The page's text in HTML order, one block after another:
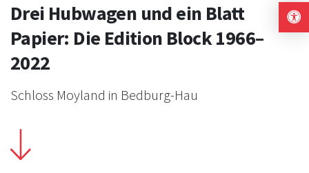
Drei Hubwagen und ein Blatt
Papier: Die Edition Block 1966–
2022
Schloss Moyland in Bedburg-Hau